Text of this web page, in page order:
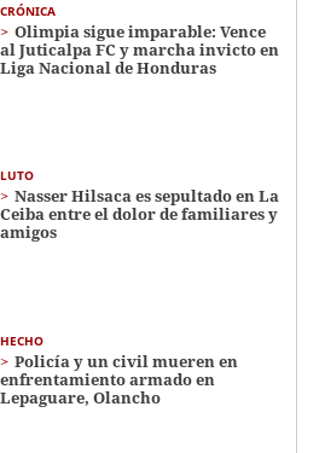
CRÓNICA
Olimpia sigue imparable: Vence
al Juticalpa FC y marcha invicto en
Liga Nacional de Honduras
LUTO
Nasser Hilsaca es sepultado en La
Ceiba entre el dolor de familiares y
amigos
HECHO
Policía y un civil mueren en
enfrentamiento armado en
Lepaguare, Olancho